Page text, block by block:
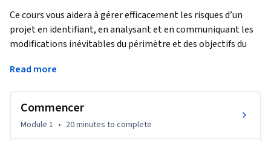
Ce cours vous aidera à gérer efficacement les risques d’un
projet en identifiant, en analysant et en communiquant les
modifications inévitables du périmètre et des objectifs du
éléments nécessaires pour mesurer et rendre compte du
projet. Vous serez équipé des outils permettant de gérer les
modifications de la manière la moins perturbante possible
pour votre équipe et les autres parties prenantes du projet.
Read more
Commencer
Module 1 • 20 minutes to complete